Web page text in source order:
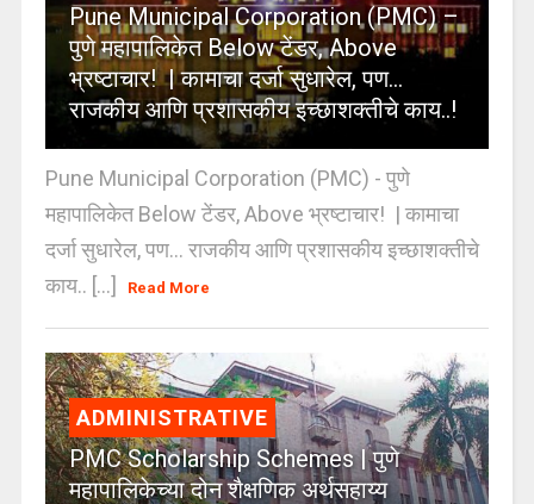
Pune Municipal Corporation (PMC) –
पुणे महापालिकेत Below टेंडर, Above
भ्रष्टाचार! | कामाचा दर्जा सुधारेल, पण…
राजकीय आणि प्रशासकीय इच्छाशक्तीचे काय..!
Pune Municipal Corporation (PMC) - पुणे
महापालिकेत Below टेंडर, Above भ्रष्टाचार! | कामाचा
दर्जा सुधारेल, पण… राजकीय आणि प्रशासकीय इच्छाशक्तीचे
काय.. [...]
Read More
ADMINISTRATIVE
PMC Scholarship Schemes | पुणे
महापालिकेच्या दोन शैक्षणिक अर्थसहाय्य